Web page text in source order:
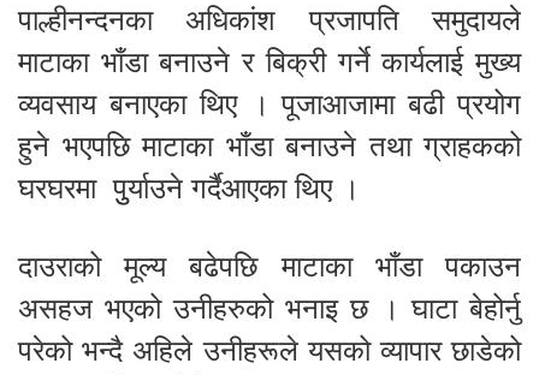
पाल्हीनन्दनका अधिकांश प्रजापति समुदायले
माटाका भाँडा बनाउने र बिक्री गर्ने कार्यलाई मुख्य
व्यवसाय बनाएका थिए । पूजाआजामा बढी प्रयोग
हुने भएपछि माटाका भाँडा बनाउने तथा ग्राहकको
घरघरमा पुुर्याउने गर्दैआएका थिए ।
दाउराको मूल्य बढेपछि माटाका भाँडा पकाउन
असहज भएको उनीहरुको भनाइ छ । घाटा बेहोर्नु
परेको भन्दै अहिले उनीहरूले यसको व्यापार छाडेको